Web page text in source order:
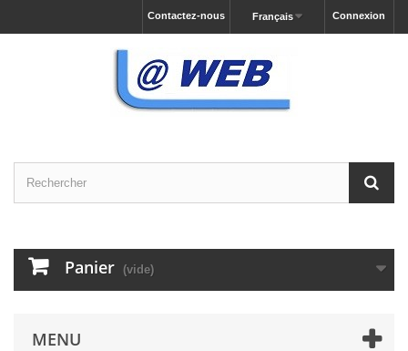
Connexion
Français
Contactez-nous
Panier (vide)
MENU